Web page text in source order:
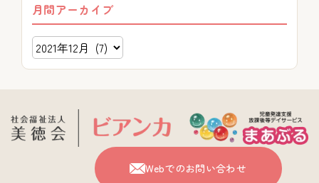
月間アーカイブ
Webでのお問い合わせ